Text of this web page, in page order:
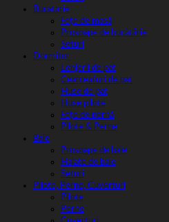
Bucatarie
Fețe de masă
Prosoape de bucătărie
Seturi
Dormitor
Lenjerii de pat
Cearceafuri de pat
Huse de pat
Huse pilote
Fețe de pernă
Pilote & Perne
Baie
Prosoape de baie
Halate de baie
Seturi
Pilote, Perne, Cuverturi
Pilote
Perne